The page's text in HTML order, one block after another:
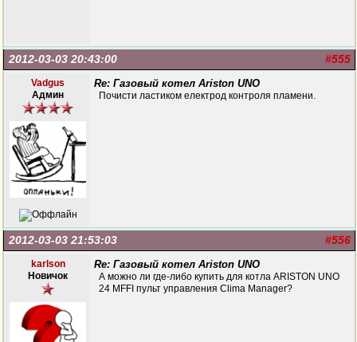
#555
2012-03-03 20:43:00
Vadgus
Админ
Re: Газовый котел Ariston UNO
Почисти ластиком електрод контроля пламени.
#556
2012-03-03 21:53:03
karlson
Новичок
Re: Газовый котел Ariston UNO
А можно ли где-либо купить для котла ARISTON UNO
24 MFFI пульт управления Clima Manager?